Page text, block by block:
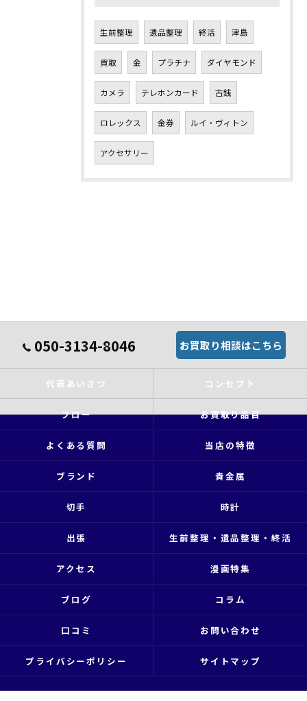
生前整理 遺品整理 終活 津島
買取 金 プラチナ ダイヤモンド
カメラ テレホンカード 古銭
ロレックス 金券 ルイ・ヴィトン
アクセサリー
050-3134-8046 お買取り相談はこちら
代表あいさつ コンセプト
フロー お買取り品目
よくある質問 当店の特徴
ブランド 貴金属
切手 時計
出張 生前整理・遺品整理・終活
アクセス 漫画特集
ブログ コラム
口コミ お問い合わせ
プライバシーポリシー サイトマップ